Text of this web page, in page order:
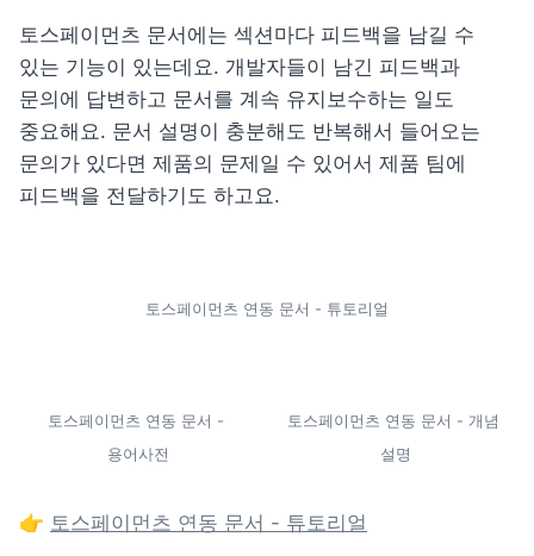
토스페이먼츠 문서에는 섹션마다 피드백을 남길 수
있는 기능이 있는데요. 개발자들이 남긴 피드백과
문의에 답변하고 문서를 계속 유지보수하는 일도
중요해요. 문서 설명이 충분해도 반복해서 들어오는
문의가 있다면 제품의 문제일 수 있어서 제품 팀에
피드백을 전달하기도 하고요.
토스페이먼츠 연동 문서 - 튜토리얼
토스페이먼츠 연동 문서 -
용어사전
토스페이먼츠 연동 문서 - 개념
설명
👉 토스페이먼츠 연동 문서 - 튜토리얼